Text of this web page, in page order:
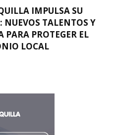
IMPULSA SU
NUEVOS TALENTOS Y
PARA PROTEGER EL
LOCAL